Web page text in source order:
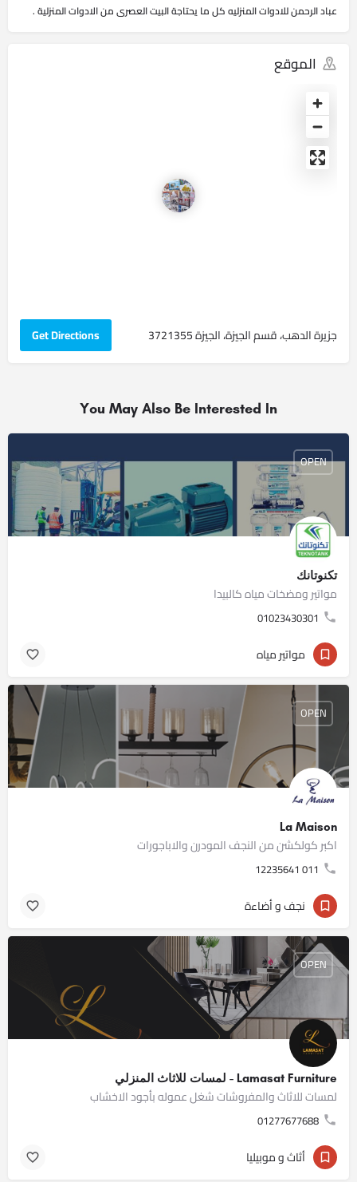
عباد الرحمن للادوات المنزليه كل ما يحتاجة البيت العصرى من الادوات المنزلية .
الموقع
جزيرة الدهب، قسم الجيزة، الجيزة 3721355 Get Directions
You May Also Be Interested In
تكنوتانك
مواتير ومضخات مياه كالبيدا
01023430301
OPEN
مواتير مياه
La Maison
اكبر كولكشن من النجف المودرن والاباجورات
011 12235641
OPEN
نجف و أضاءة
Lamasat Furniture - لمسات للاثاث المنزلي
لمسات للاثاث والمفروشات شغل عموله بأجود الاخشاب
01277677688
OPEN
أثاث و موبيليا